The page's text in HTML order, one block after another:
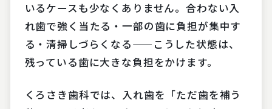
いるケースも少なくありません。合わない入
れ歯で強く当たる・一部の歯に負担が集中す
る・清掃しづらくなる——こうした状態は、
残っている歯に大きな負担をかけます。
くろさき歯科では、入れ歯を「ただ歯を補う